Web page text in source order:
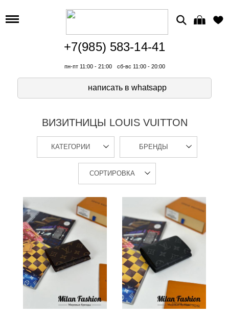
+7(985) 583-14-41
пн-пт 11:00 - 21:00 сб-вс 11:00 - 20:00
написать в whatsapp
ВИЗИТНИЦЫ LOUIS VUITTON
КАТЕГОРИИ БРЕНДЫ
СОРТИРОВКА